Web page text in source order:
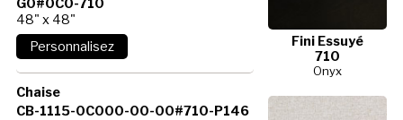
Fini Essuyé
710
Onyx
G0#0C0-710
48" x 48"
Chaise
CB-1115-0C000-00-00#710-P146